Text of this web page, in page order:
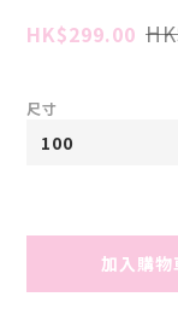
HK$299.00
尺寸
加入購物